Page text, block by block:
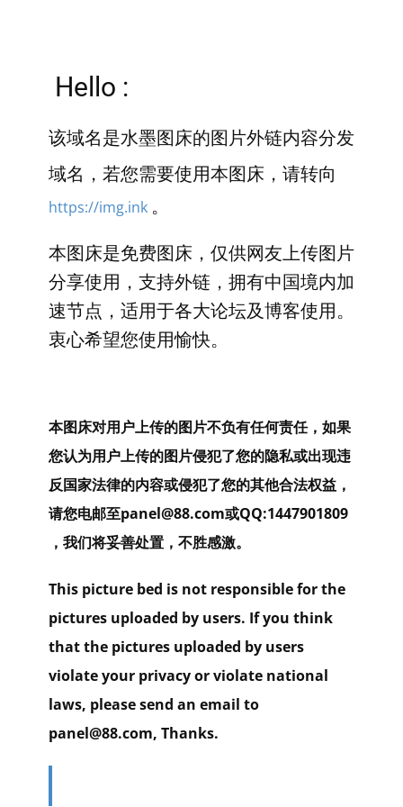
Hello :
该域名是水墨图床的图片外链内容分发
域名，若您需要使用本图床，请转向
https://img.ink 。
本图床是免费图床，仅供网友上传图片
分享使用，支持外链，拥有中国境内加
速节点，适用于各大论坛及博客使用。
衷心希望您使用愉快。
本图床对用户上传的图片不负有任何责任，如果
您认为用户上传的图片侵犯了您的隐私或出现违
反国家法律的内容或侵犯了您的其他合法权益，
请您电邮至panel@88.com或QQ:1447901809
，我们将妥善处置，不胜感激。
This picture bed is not responsible for the
pictures uploaded by users. If you think
that the pictures uploaded by users
violate your privacy or violate national
laws, please send an email to
panel@88.com, Thanks.